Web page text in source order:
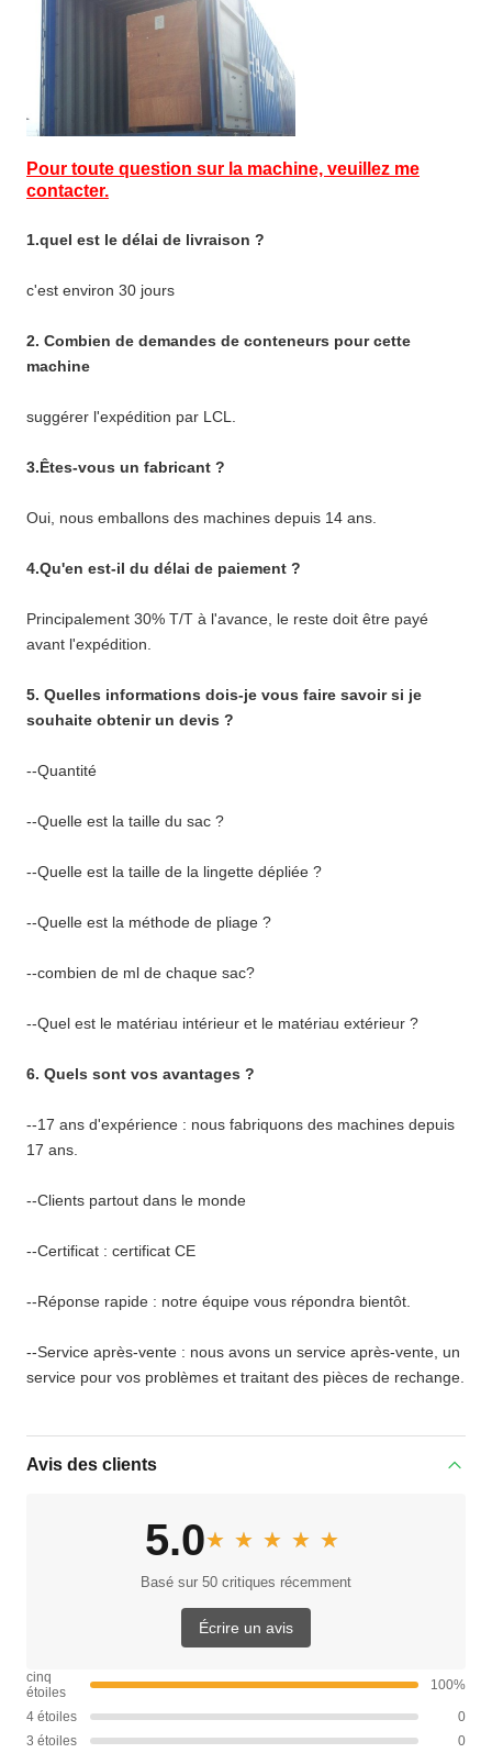
Pour toute question sur la machine, veuillez me
contacter.
1.quel est le délai de livraison ?
c'est environ 30 jours
2. Combien de demandes de conteneurs pour cette
machine
suggérer l'expédition par LCL.
3.Êtes-vous un fabricant ?
Oui, nous emballons des machines depuis 14 ans.
4.Qu'en est-il du délai de paiement ?
Principalement 30% T/T à l'avance, le reste doit être payé
avant l'expédition.
5. Quelles informations dois-je vous faire savoir si je
souhaite obtenir un devis ?
--Quantité
--Quelle est la taille du sac ?
--Quelle est la taille de la lingette dépliée ?
--Quelle est la méthode de pliage ?
--combien de ml de chaque sac?
--Quel est le matériau intérieur et le matériau extérieur ?
6. Quels sont vos avantages ?
--17 ans d'expérience : nous fabriquons des machines depuis
17 ans.
--Clients partout dans le monde
--Certificat : certificat CE
--Réponse rapide : notre équipe vous répondra bientôt.
--Service après-vente : nous avons un service après-vente, un
service pour vos problèmes et traitant des pièces de rechange.
Avis des clients
5.0★★★★★
★★★★★
Basé sur 50 critiques récemment
Écrire un avis
cinq
étoiles
100%
4 étoiles
0
3 étoiles
0